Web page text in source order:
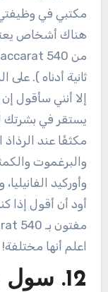
مكتبي في
هناك أشخاص
ثانية أدناه ). على
إلا أنني سأقول
يستقر في بشرتك
مكثفًا عند الرذاذ
والبرغموت
وأوركيد
أود أن أقول إذا
اعلم أنها مختلفة!
12. سول